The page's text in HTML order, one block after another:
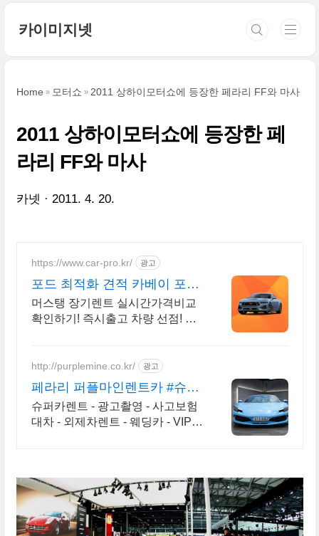
카이미지넷
Home 모터쇼 2011 상하이모터쇼에 등장한 페라리 FF와 마사
2011 상하이모터쇼에 등장한 페
라리 FF와 마사
카넷 2011. 4. 20.
https://www.car-pro.kr/ 광고
포드 최적화 견적 카베이 포드
특가차량 무료견적
머스탱 장기렌트 실시간가격비교
확인하기! 즉시출고 차량 선점! 특
빠른출고 선점하세요.
http://purplemine.co.kr/ 광고
페라리 퍼플마인렌트카 #슈퍼
카 협찬문의 #방송렌트
슈퍼카렌트 - 광고촬영 - 사고보험
대차 - 외제차렌트 - 웨딩카 - VIP의